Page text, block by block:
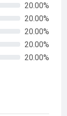
20.00%
20.00%
20.00%
20.00%
20.00%